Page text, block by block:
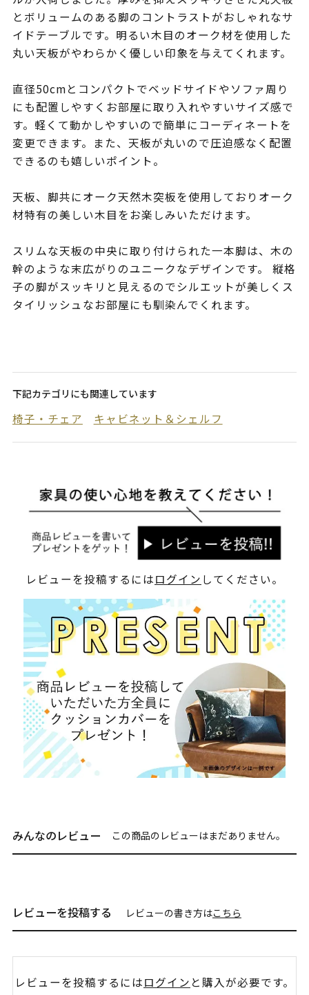
とボリュームのある脚のコントラストがおしゃれなサ
イドテーブルです。明るい木目のオーク材を使用した
丸い天板がやわらかく優しい印象を与えてくれます。
直径50cmとコンパクトでベッドサイドやソファ周り
にも配置しやすくお部屋に取り入れやすいサイズ感で
す。軽くて動かしやすいので簡単にコーディネートを
変更できます。また、天板が丸いので圧迫感なく配置
できるのも嬉しいポイント。
天板、脚共にオーク天然木突板を使用しておりオーク
材特有の美しい木目をお楽しみいただけます。
スリムな天板の中央に取り付けられた一本脚は、木の
幹のような末広がりのユニークなデザインです。 縦格
子の脚がスッキリと見えるのでシルエットが美しくス
タイリッシュなお部屋にも馴染んでくれます。
下記カテゴリにも関連しています
椅子・チェア キャビネット＆シェルフ
レビューを投稿するにはログイン してください。
みんなのレビュー この商品のレビューはまだありません。
レビューを投稿する レビューの書き方はこちら
レビューを投稿するにはログイン と購入が必要です。